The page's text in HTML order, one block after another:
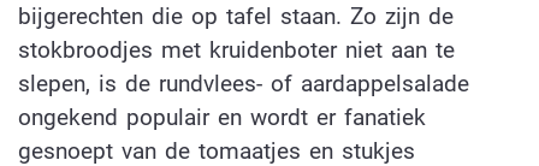
bijgerechten die op tafel staan. Zo zijn de
stokbroodjes met kruidenboter niet aan te
slepen, is de rundvlees- of aardappelsalade
ongekend populair en wordt er fanatiek
gesnoept van de tomaatjes en stukjes